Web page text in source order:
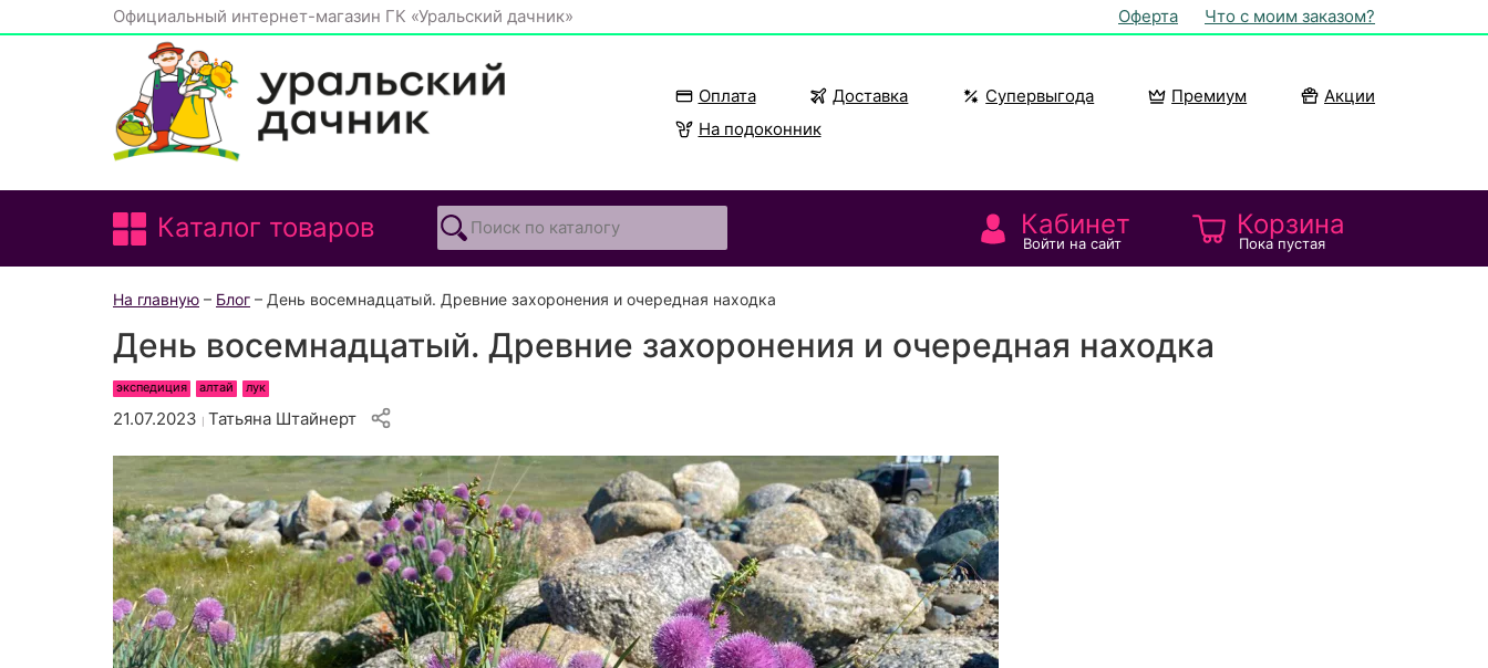
Официальный интернет-магазин ГК «Уральский дачник» Оферта Что с моим заказом?
Оплата Доставка Супервыгода Премиум
Акции
На подоконник
Каталог товаров Кабинет
Войти на сайт
Корзина
Пока пустая
На главную – Блог – День восемнадцатый. Древние захоронения и очередная находка
День восемнадцатый. Древние захоронения и очередная находка
экспедиция алтай лук
21.07.2023 Татьяна Штайнерт